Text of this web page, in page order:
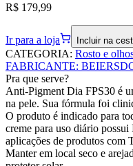
R$ 179,99
Ir para a loja Incluir na
CATEGORIA: Rosto e
FABRICANTE:
Pra que serve?
Anti-Pigment Dia FPS30 é
na pele. Sua fórmula foi
O produto é indicado para
creme para uso diário
aplicações de produtos com
Manter em local seco e